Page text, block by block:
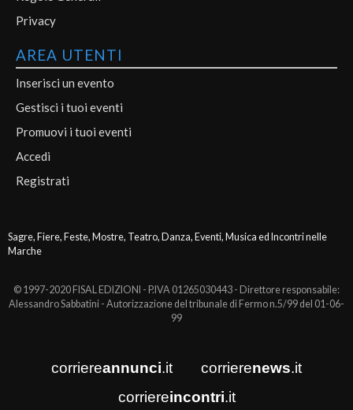
Privacy
AREA UTENTI
Inserisci un evento
Gestisci i tuoi eventi
Promuovi i tuoi eventi
Accedi
Registrati
Sagre, Fiere, Feste, Mostre, Teatro, Danza, Eventi, Musica ed Incontri nelle
Marche
© 1997-2020 FISAL EDIZIONI - P.IVA 01265030443 - Direttore responsabile:
Alessandro Sabbatini - Autorizzazione del tribunale di Fermo n.5/99 del 01-06-
99
corriereannunci.it corrierenews.it
corriereincontri.it